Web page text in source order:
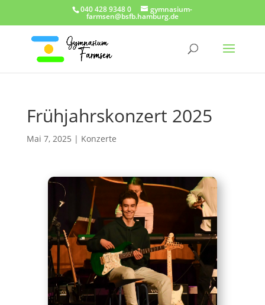
040 428 9348 0 gymnasium-
farmsen@bsfb.hamburg.de
Frühjahrskonzert 2025
Mai 7, 2025 | Konzerte